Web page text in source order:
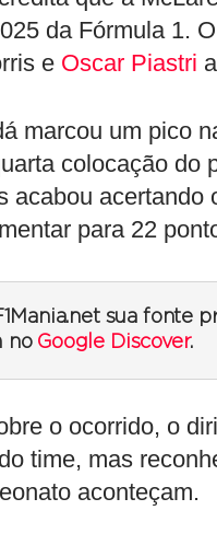
da Fórmula 1.
e Oscar Piastri
marcou um pico
colocação do
acabou
para 22
sua fonte
no Google Discover.
o ocorrido, o
time, mas
aconteçam.